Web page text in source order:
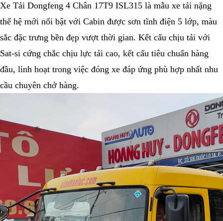
Xe Tải Dongfeng 4 Chân 17T9 ISL315 là mẫu xe tải nặng
thế hệ mới nổi bật với Cabin được sơn tĩnh điện 5 lớp, màu
sắc đặc trưng bền đẹp vượt thời gian. Kết cấu chịu tải với
Sat-si cứng chắc chịu lực tải cao, kết cấu tiêu chuẩn hàng
đầu, linh hoạt trong việc đóng xe đáp ứng phù hợp nhất nhu
cầu chuyên chở hàng.